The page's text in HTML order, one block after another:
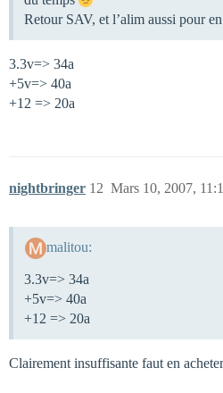
Retour SAV, et l’alim aussi pour
3.3v=> 34a
+5v=> 40a
+12 => 20a
nightbringer Mars 10, 2007,
12
malitou:
3.3v=> 34a
+5v=> 40a
+12 => 20a
Clairement insuffisante faut en